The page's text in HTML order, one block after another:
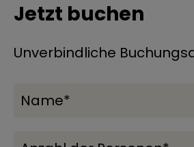
Jetzt buchen
Unverbindliche